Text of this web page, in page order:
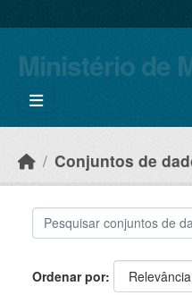
Ministério de
Conjuntos de
Ordenar por